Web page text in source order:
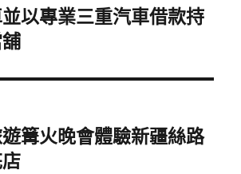
以專業三重汽車借款持
篝火晚會體驗新疆絲路